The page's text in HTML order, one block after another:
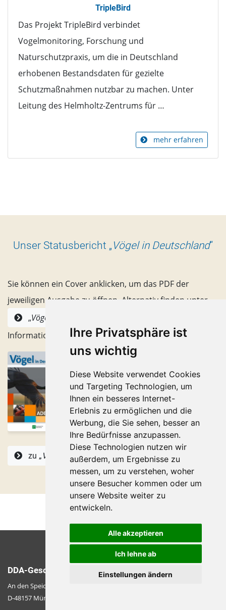
Ihre Privatsphäre ist
uns wichtig
Diese Website verwendet Cookies
und Targeting Technologien, um
Ihnen ein besseres Internet-
Erlebnis zu ermöglichen und die
Werbung, die Sie sehen, besser an
Ihre Bedürfnisse anzupassen.
Diese Technologien nutzen wir
außerdem, um Ergebnisse zu
messen, um zu verstehen, woher
unsere Besucher kommen oder um
unsere Website weiter zu
entwickeln.
Alle akzeptieren
Ich lehne ab
Einstellungen ändern
TripleBird
Das Projekt TripleBird verbindet
Vogelmonitoring, Forschung und
Naturschutzpraxis, um die in Deutschland
erhobenen Bestandsdaten für gezielte
Schutzmaßnahmen nutzbar zu machen. Unter
Leitung des Helmholtz-Zentrums für …
mehr erfahren
Unser Statusbericht „ Vögel in Deutschland“
Sie können ein Cover anklicken, um das PDF der
jeweiligen Ausgabe zu öffnen. Alternativ finden unter
„Vögel in Deutschland
Informationen zum Inhhalt.
zu „ Vögel in Deutschland“
DDA-Geschäftsstelle
An den Speichern 2
D-48157 Münster